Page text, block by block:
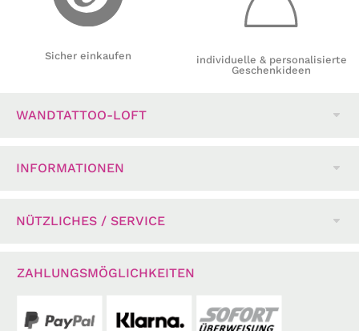
Sicher einkaufen
individuelle & personalisierte
Geschenkideen
WANDTATTOO-LOFT
INFORMATIONEN
NÜTZLICHES / SERVICE
ZAHLUNGSMÖGLICHKEITEN